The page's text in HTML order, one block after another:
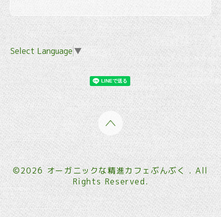
Select Language ▼
©2026 オーガニックな精進カフェぶんぶく . All
Rights Reserved.